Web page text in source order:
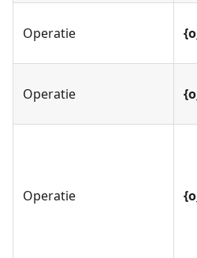
Operatie
Operatie
Operatie